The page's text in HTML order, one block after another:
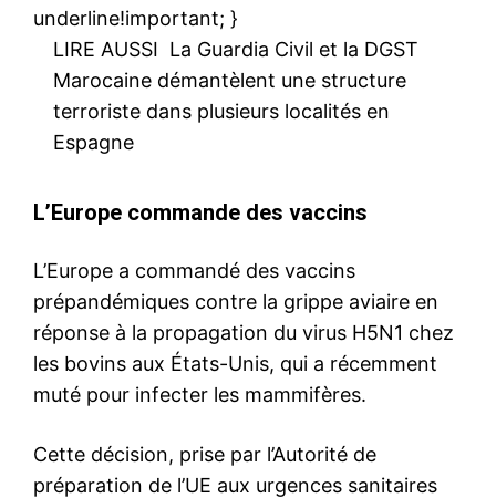
underline!important; }
LIRE AUSSI La Guardia Civil et la DGST
Marocaine démantèlent une structure
terroriste dans plusieurs localités en
Espagne
L’Europe commande des vaccins
L’Europe a commandé des vaccins
prépandémiques contre la grippe aviaire en
réponse à la propagation du virus H5N1 chez
les bovins aux États-Unis, qui a récemment
muté pour infecter les mammifères.
Cette décision, prise par l’Autorité de
préparation de l’UE aux urgences sanitaires